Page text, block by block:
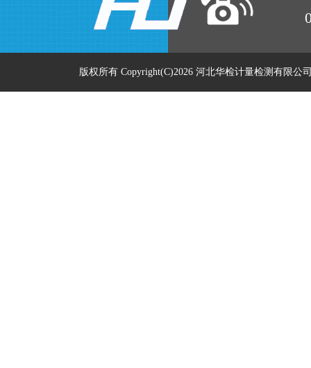
版权所有 Copyright(C)2026 河北华检计量检测有限